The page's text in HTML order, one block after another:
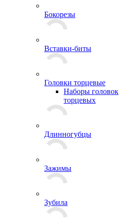
Бокорезы
Вставки-биты
Головки торцевые
Наборы головок
торцевых
Длинногубцы
Зажимы
Зубила